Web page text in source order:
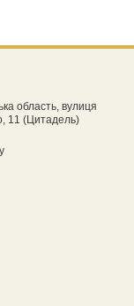
область, вулиця
11 (Цитадель)